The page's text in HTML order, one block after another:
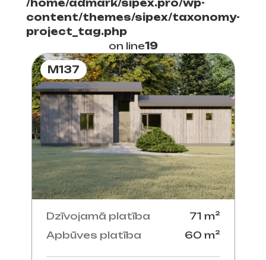
/home/admark/sipex.pro/wp-
content/themes/sipex/taxonomy-
project_tag.php
on line19
M137
Dzīvojamā platība
71 m²
Apbūves platība
60 m²